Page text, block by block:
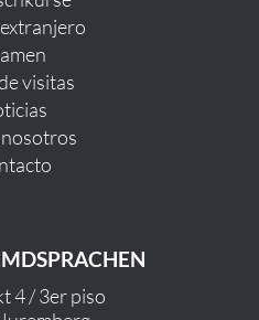
visitas
4 / 3er piso